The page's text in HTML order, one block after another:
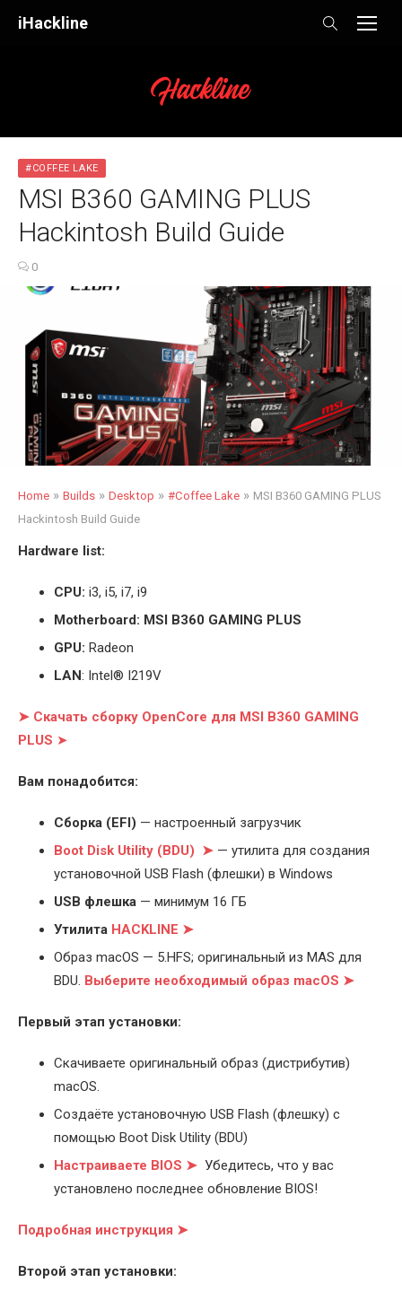
iHackline
#COFFEE LAKE
MSI B360 GAMING PLUS
Hackintosh Build Guide
0
Home » Builds » Desktop » #Coffee Lake » MSI B360 GAMING PLUS
Hackintosh Build Guide
Hardware list:
CPU: i3, i5, i7, i9
Motherboard: MSI B360 GAMING PLUS
GPU: Radeon
LAN: Intel® I219V
➤ Скачать сборку OpenCore для MSI B360 GAMING
PLUS ➤
Вам понадобится:
Cборка (EFI) — настроенный загрузчик
Boot Disk Utility (BDU) ➤ — утилита для создания
установочной USB Flash (флешки) в Windows
USB флешка — минимум 16 ГБ
Утилита HACKLINE ➤
Образ macOS — 5.HFS; оригинальный из MAS для
BDU. Выберите необходимый образ macOS ➤
Первый этап установки:
Скачиваете оригинальный образ (дистрибутив)
macOS.
Создаёте установочную USB Flash (флешку) с
помощью Boot Disk Utility (BDU)
Настраиваете BIOS ➤ Убедитесь, что у вас
установлено последнее обновление BIOS!
Подробная инструкция ➤
Второй этап установки: